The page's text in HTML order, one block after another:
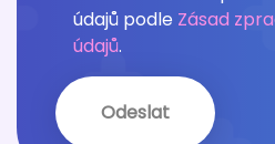
údajů podle Zásad
údajů.